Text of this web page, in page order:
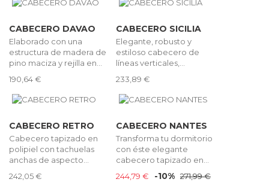
CABECERO DAVAO
Elaborado con una
estructura de madera de
pino maciza y rejilla en...
190,64 €
CABECERO SICILIA
Elegante, robusto y
estiloso cabecero de
líneas verticales,...
233,89 €
CABECERO RETRO
Cabecero tapizado en
polipiel con tachuelas
anchas de aspecto...
242,05 €
CABECERO NANTES
Transforma tu dormitorio
con éste elegante
cabecero tapizado en...
244,79 €
-10% 271,99 €